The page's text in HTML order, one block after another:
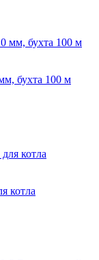
бухта 100 м
котла